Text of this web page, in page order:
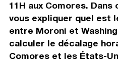
11H aux Comores.
vous expliquer quel est
entre Moroni et
calculer le décalage
Comores et les États-